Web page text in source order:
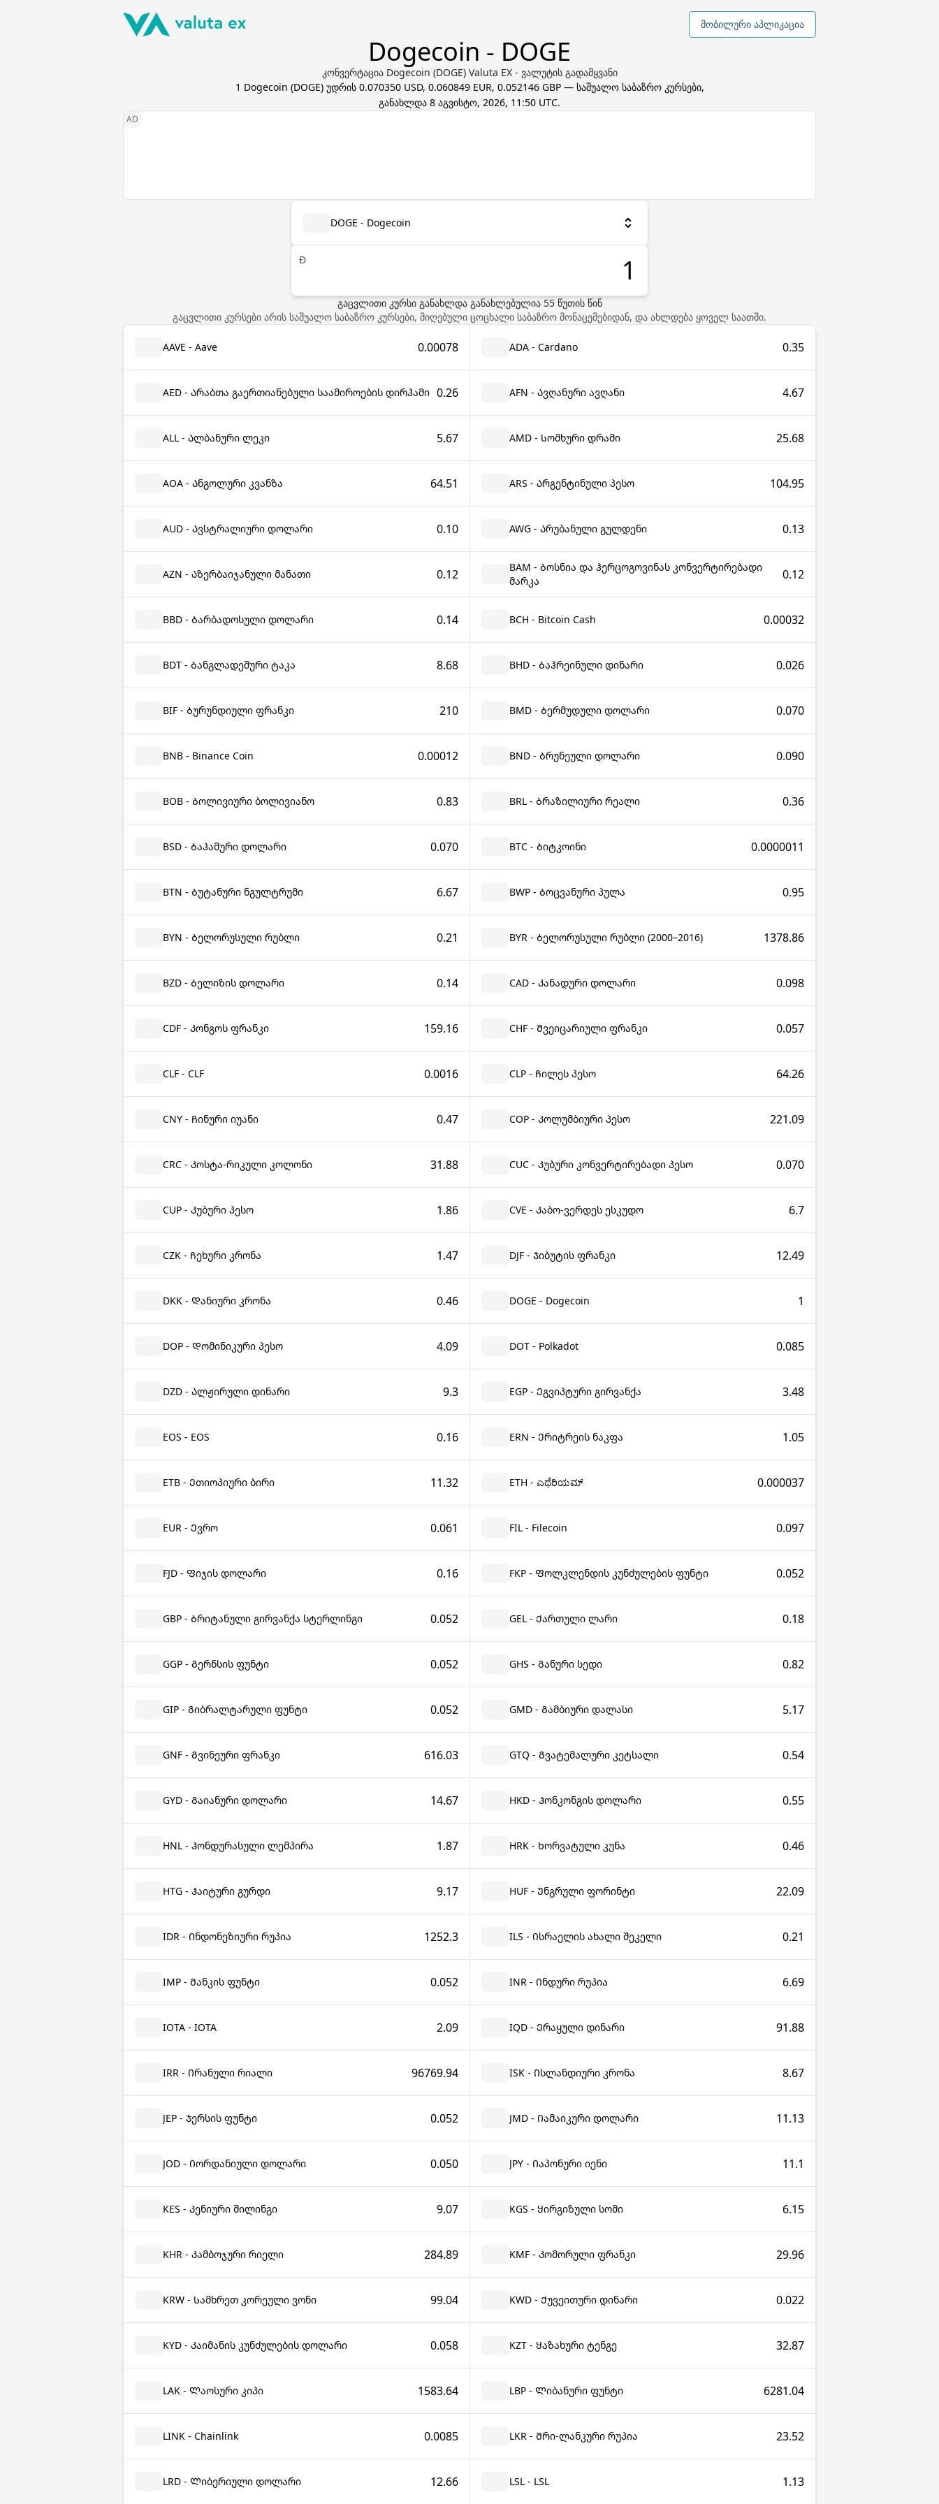
მობილური აპლიკაცია
Dogecoin - DOGE
კონვერტაცია Dogecoin (DOGE) Valuta EX - ვალუტის გადამყვანი
1 Dogecoin (DOGE) უდრის 0.070350 USD, 0.060849 EUR, 0.052146 GBP— საშუალო საბაზრო კურსები,
განახლდა 8 აგვისტო, 2026, 11:50 UTC.
DOGE - Dogecoin
Ð
გაცვლითი კურსი განახლდა განახლებულია 55წუთის წინ
გაცვლითი კურსები არის საშუალო საბაზრო კურსები, მიღებული ცოცხალი საბაზრო მონაცემებიდან, და ახლდება ყოველ საათში.
AAVE - Aave 0.00078 ADA - Cardano 0.35
AED - Არაბთა გაერთიანებული საამიროების დირჰამი 0.26 AFN - Ავღანური ავღანი 4.67
ALL - Ალბანური ლეკი 5.67 AMD - Სომხური დრამი 25.68
AOA - Ანგოლური კვანზა 64.51 ARS - Არგენტინული პესო 104.95
AUD - Ავსტრალიური დოლარი 0.10 AWG - Არუბანული გულდენი 0.13
AZN - Აზერბაიჯანული მანათი 0.12
BAM - Ბოსნია და ჰერცოგოვინას კონვერტირებადი
მარკა
0.12
BBD - Ბარბადოსული დოლარი 0.14 BCH - Bitcoin Cash 0.00032
BDT - Ბანგლადეშური ტაკა 8.68 BHD - Ბაჰრეინული დინარი 0.026
BIF - Ბურუნდიული ფრანკი 210 BMD - Ბერმუდული დოლარი 0.070
BNB - Binance Coin 0.00012 BND - Ბრუნეული დოლარი 0.090
BOB - Ბოლივიური ბოლივიანო 0.83 BRL - Ბრაზილიური რეალი 0.36
BSD - Ბაჰამური დოლარი 0.070 BTC - Ბიტკოინი 0.0000011
BTN - Ბუტანური ნგულტრუმი 6.67 BWP - Ბოცვანური პულა 0.95
BYN - Ბელორუსული რუბლი 0.21 BYR - Ბელორუსული რუბლი (2000–2016) 1378.86
BZD - Ბელიზის დოლარი 0.14 CAD - Კანადური დოლარი 0.098
CDF - Კონგოს ფრანკი 159.16 CHF - Შვეიცარიული ფრანკი 0.057
CLF - CLF 0.0016 CLP - Ჩილეს პესო 64.26
CNY - Ჩინური იუანი 0.47 COP - Კოლუმბიური პესო 221.09
CRC - Კოსტა-რიკული კოლონი 31.88 CUC - Კუბური კონვერტირებადი პესო 0.070
CUP - Კუბური პესო 1.86 CVE - Კაბო-ვერდეს ესკუდო 6.7
CZK - Ჩეხური კრონა 1.47 DJF - Ჯიბუტის ფრანკი 12.49
DKK - Დანიური კრონა 0.46 DOGE - Dogecoin 1
DOP - Დომინიკური პესო 4.09 DOT - Polkadot 0.085
DZD - Ალჟირული დინარი 9.3 EGP - Ეგვიპტური გირვანქა 3.48
EOS - EOS 0.16 ERN - Ერიტრეის ნაკფა 1.05
ETB - Ეთიოპიური ბირი 11.32 ETH - ಎಥೆರಿಯಮ್ 0.000037
EUR - Ევრო 0.061 FIL - Filecoin 0.097
FJD - Ფიჯის დოლარი 0.16 FKP - Ფოლკლენდის კუნძულების ფუნტი 0.052
GBP - Ბრიტანული გირვანქა სტერლინგი 0.052 GEL - Ქართული ლარი 0.18
GGP - Გერნსის ფუნტი 0.052 GHS - Განური სედი 0.82
GIP - Გიბრალტარული ფუნტი 0.052 GMD - Გამბიური დალასი 5.17
GNF - Გვინეური ფრანკი 616.03 GTQ - Გვატემალური კეტსალი 0.54
GYD - Გაიანური დოლარი 14.67 HKD - Ჰონკონგის დოლარი 0.55
HNL - Ჰონდურასული ლემპირა 1.87 HRK - Ხორვატული კუნა 0.46
HTG - Ჰაიტური გურდი 9.17 HUF - Უნგრული ფორინტი 22.09
IDR - Ინდონეზიური რუპია 1252.3 ILS - Ისრაელის ახალი შეკელი 0.21
IMP - Მანკის ფუნტი 0.052 INR - Ინდური რუპია 6.69
IOTA - IOTA 2.09 IQD - Ერაყული დინარი 91.88
IRR - Ირანული რიალი 96769.94 ISK - Ისლანდიური კრონა 8.67
JEP - Ჯერსის ფუნტი 0.052 JMD - Იამაიკური დოლარი 11.13
JOD - Იორდანიული დოლარი 0.050 JPY - Იაპონური იენი 11.1
KES - Კენიური შილინგი 9.07 KGS - Ყირგიზული სომი 6.15
KHR - Კამბოჯური რიელი 284.89 KMF - Კომორული ფრანკი 29.96
KRW - Სამხრეთ კორეული ვონი 99.04 KWD - Ქუვეითური დინარი 0.022
KYD - Კაიმანის კუნძულების დოლარი 0.058 KZT - Ყაზახური ტენგე 32.87
LAK - Ლაოსური კიპი 1583.64 LBP - Ლიბანური ფუნტი 6281.04
LINK - Chainlink 0.0085 LKR - Შრი-ლანკური რუპია 23.52
LRD - Ლიბერიული დოლარი 12.66 LSL - LSL 1.13